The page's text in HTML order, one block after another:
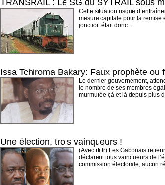
TRANSRAIL : Le SG du SYTRAIL sous
Cette situation risque
mesure capitale pour la remise
jonction était donc...
Issa Tchiroma Bakary: Faux prophète ou
Le dernier gouvernement,
le nombre de ses membres
murmurée çà et là depuis plus
Une élection, trois vainqueurs !
(Avec rfi.fr) Les Gabonais
déclarent tous vainqueurs de
commission électorale, aucun